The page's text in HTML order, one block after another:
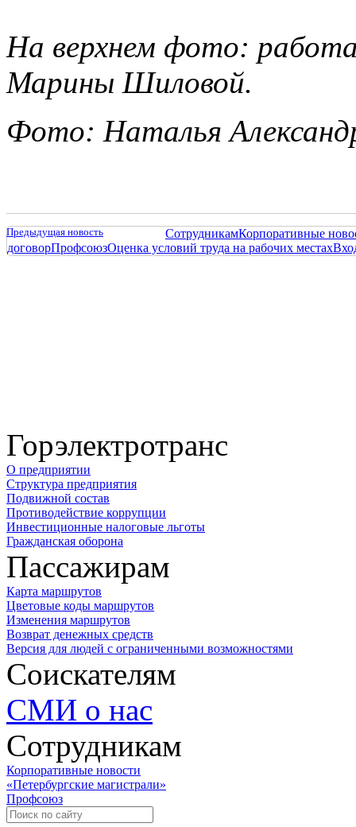
На верхнем фото:
Марины Шиловой.
Фото: Наталья
Предыдущая новость СотрудникамКорпоративные
договорПрофсоюзОценка условий труда на рабочих местах
Горэлектротранс
О предприятии
Структура предприятия
Подвижной состав
Противодействие коррупции
Инвестиционные налоговые льготы
Гражданская оборона
Пассажирам
Карта маршрутов
Цветовые коды маршрутов
Изменения маршрутов
Возврат денежных средств
Версия для людей с ограниченными возможностями
Соискателям
СМИ о нас
Сотрудникам
Корпоративные новости
«Петербургские магистрали»
Профсоюз